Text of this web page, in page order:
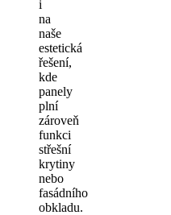
i
na
naše
estetická
řešení,
kde
panely
plní
zároveň
funkci
střešní
krytiny
nebo
fasádního
obkladu.